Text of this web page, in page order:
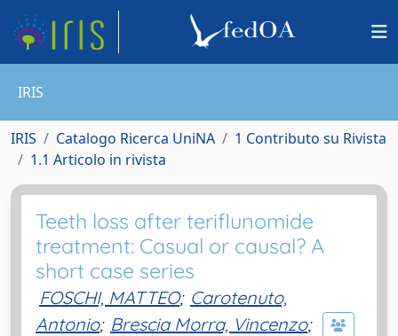
IRIS
IRIS Catalogo Ricerca UniNA
1 Contributo su Rivista
1.1 Articolo in rivista
Teeth loss after teriflunomide
treatment: Casual or causal? A
short case series
FOSCHI, MATTEO; Carotenuto,
Antonio; Brescia Morra, Vincenzo;